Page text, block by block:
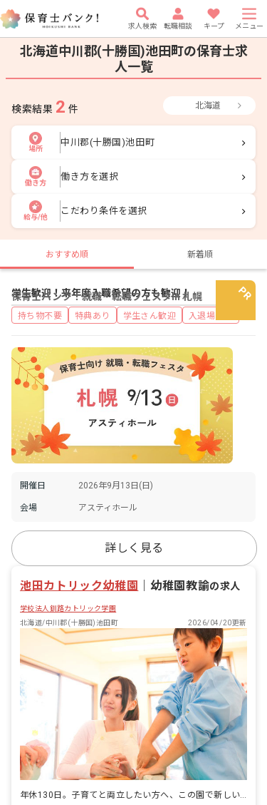
求人検索 転職相談 キープ メニュー
北海道中川郡(十勝国)池田町の保育士求
人一覧
検索結果 2 件 北海道
場所
中川郡(十勝国)池田町
働き方
働き方を選択
給与/他
こだわり条件を選択
おすすめ順 新着順
保育士バンク！就職・転職フェスタin 札幌
学生歓迎！来年度入職希望の方も歓迎！
持ち物不要 特典あり 学生さん歓迎 入退場自由
開催日 2026年9月13日(日)
会場 アスティホール
詳しく見る
池田カトリック幼稚園 ｜幼稚園教諭の求人
学校法人釧路カトリック学園
北海道/中川郡(十勝国)池田町
2026/04/20更新
年休130日。子育てと両立したい方へ、この園で新しい働き方を。